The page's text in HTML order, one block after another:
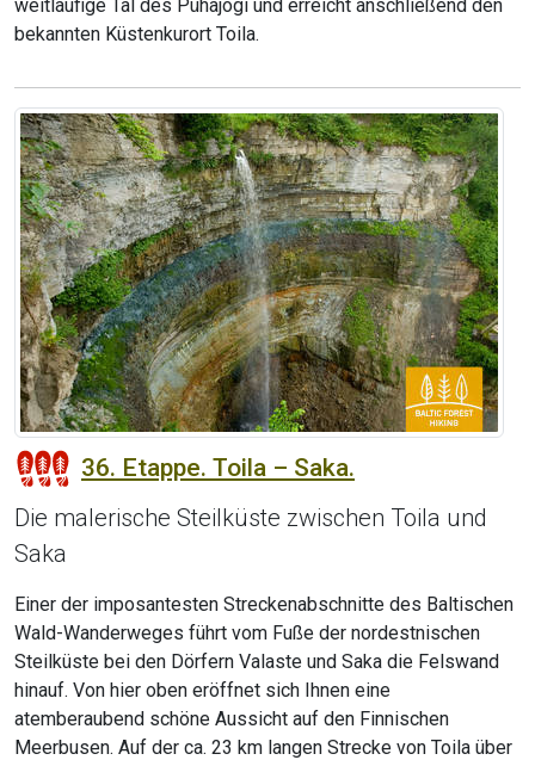
weitläufige Tal des Pühajõgi und erreicht anschließend den
bekannten Küstenkurort Toila.
36. Etappe. Toila – Saka.
Die malerische Steilküste zwischen Toila und
Saka
Einer der imposantesten Streckenabschnitte des Baltischen
Wald-Wanderweges führt vom Fuße der nordestnischen
Steilküste bei den Dörfern Valaste und Saka die Felswand
hinauf. Von hier oben eröffnet sich Ihnen eine
atemberaubend schöne Aussicht auf den Finnischen
Meerbusen. Auf der ca. 23 km langen Strecke von Toila über